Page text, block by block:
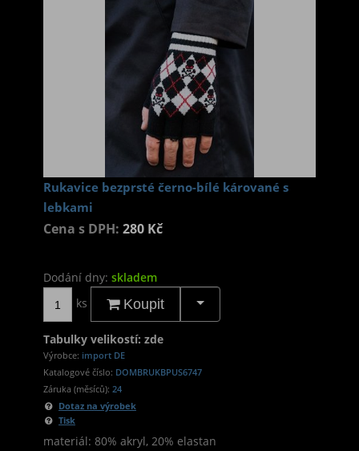
Rukavice bezprsté černo-bílé kárované s
lebkami
Cena s DPH: 280 Kč
Dodání dny: skladem
ks
Koupit
Tabulky velikostí: zde
Výrobce: import DE
Katalogové číslo: DOMBRUKBPUS6747
Záruka (měsíců): 24
Dotaz na výrobek
Tisk
materiál: 80% akryl, 20% elastan